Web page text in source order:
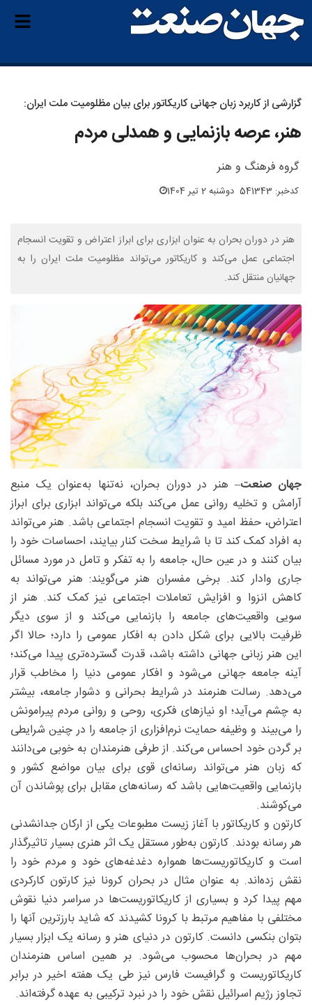
گزارشی از کاربرد زبان جهانی کاریکاتور برای بیان مظلومیت ملت ایران:
هنر، عرصه بازنمایی و همدلی مردم
گروه فرهنگ و هنر
کدخبر: 541343 دوشنبه 2 تیر 1404
هنر در دوران بحران به عنوان ابزاری برای ابراز اعتراض و تقویت انسجام
اجتماعی عمل می‌کند و کاریکاتور می‌تواند مظلومیت ملت ایران را به
جهانیان منتقل کند.
جهان صنعت– هنر در دوران بحران، نه‌تنها به‌عنوان یک منبع
آرامش و تخلیه روانی عمل می‌کند بلکه می‌تواند ابزاری برای ابراز
اعتراض، حفظ امید و تقویت انسجام اجتماعی باشد. هنر می‌تواند
به افراد کمک کند تا با شرایط سخت کنار بیایند، احساسات خود را
بیان کنند و در عین حال، جامعه را به تفکر و تامل در مورد مسائل
جاری وادار کند. برخی مفسران هنر می‌گویند: هنر می‌تواند به
کاهش انزوا و افزایش تعاملات اجتماعی نیز کمک کند. هنر از
سویی واقعیت‌های جامعه را بازنمایی می‌کند و از سوی دیگر
ظرفیت بالایی برای شکل دادن به افکار عمومی را دارد؛ حالا اگر
این هنر زبانی جهانی داشته باشد، قدرت گسترده‌تری پیدا می‌کند؛
آینه جامعه جهانی می‌شود و افکار عمومی دنیا را مخاطب قرار
می‌دهد. رسالت هنرمند در شرایط بحرانی و دشوار جامعه، بیشتر
به چشم می‌آید؛ او نیازهای فکری، روحی و روانی مردم پیرامونش
را می‌بیند و وظیفه حمایت نرم‌افزاری از جامعه را در چنین شرایطی
بر گردن خود احساس می‌کند. از طرفی هنرمندان به خوبی می‌دانند
که زبان هنر می‌تواند رسانه‌ای قوی برای بیان مواضع کشور و
بازنمایی واقعیت‌هایی باشد که رسانه‌های مقابل برای پوشاندن آن
می‌کوشند.
کارتون و کاریکاتور با آغاز زیست مطبوعات یکی از ارکان جدانشدنی
هر رسانه بودند. کارتون به‌طور مستقل یک اثر هنری بسیار تاثیرگذار
است و کاریکاتوریست‌ها همواره دغدغه‌های خود و مردم خود را
نقش زده‌اند. به عنوان مثال در بحران کرونا نیز کارتون کارکردی
مهم پیدا کرد و بسیاری از کاریکاتوریست‌ها در سراسر دنیا نقوش
مختلفی با مفاهیم مرتبط با کرونا کشیدند که شاید بارزترین آنها را
بتوان بنکسی دانست. کارتون در دنیای هنر و رسانه یک ابزار بسیار
مهم در بحران‌ها محسوب می‌شود. بر همین اساس هنرمندان
کاریکاتوریست و گرافیست فارس نیز طی یک هفته اخیر در برابر
تجاوز رژیم اسرائیل نقش‌ خود را در نبرد ترکیبی به عهده گرفته‌اند.